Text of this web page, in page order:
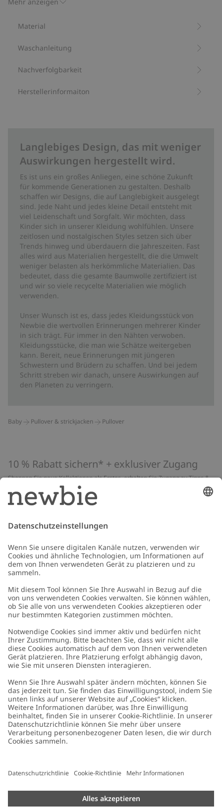
Geschwister erhältlich – für einen tollen Partnerlook.
Artikelnummer
Material
Waschanleitung
Nachverfolgbarkeit
Herstellerinformaiton
Langlebiges Design, das mit weniger
Auswirkungen hergestellt wird.
Es ist uns ein großes Anliegen, eine schöne Zukunft
für kommende Generationen zu gestalten. Deshalb
schaffen wir Designs, die auf Langlebigkeit ausgelegt
sind. Jede Naht und jedes kleine Detail entsteht mit
viel Leidenschaft und Sorgfalt. Wir möchten, dass
Kinder sich in unserer Kleidung wohlfühlen. Unsere
zeitlosen und nostalgischen Styles setzen sich über
Trends hinweg und überdauern die Jahreszeiten. Fast
alles wird aus Materialien hergestellt, die die Umwelt
weniger belasten als herkömmliche Materialien. Das
bedeutet, dass die gesamte Baumwolle zertifiziert ist
und wir so viele recycelte Materialien wie möglich
verwenden.
Unser Wunsch ist es, dass jedes Kleidungsstück von
Newbie die wertvollen Erinnerungen mehrerer Kinder
in sich trägt. Für immer in den Nähten verwoben.
Kleidungsstücke, die man wie Schätze weitergeben
kann. Bereit, neue Erinnerungen mit jüngeren
Schwestern und Brüdern zu schaffen. Und bei jedem
Schritt streben wir danach, unsere Auswirkungen auf
den Planeten zu verringern.
Baby Pullover & strickjacken Pullover
10 % Rabatt sichern* + exklusiver Zugang
Shoppen Sie neue Kollektionen als Erstes, erhalten Sie Zugang zu Tipps &
Guides und profitieren Sie von exklusiven Angeboten
*Gilt nur für deine erste Bestellung und ist nicht mit anderen Rabatten
oder Angeboten kombinierbar. Gilt nicht für limitierte Artikel. Lies unsere
Schicken
Kundenservice
Kontaktieren Sie uns
FAQ
Barrierefreiheit
Datenschutzrichtlinie
Cookie-Richtlinie
Größenratgeber
Über uns
Über Newbie
Nachhaltigkeit
Impressum
Presse
Germany Standort ändern
Cookies